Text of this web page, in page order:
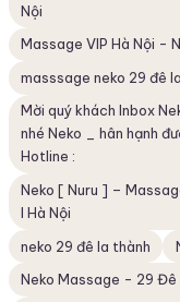
Nội
Massage VIP Hà Nội -
masssage neko 29 đê
Mời quý khách Inbox
nhé Neko _ hân hạnh
Hotline :
Neko [ Nuru ] –
I Hà Nội
neko 29 đê la thành
Neko Massage - 29 Đê